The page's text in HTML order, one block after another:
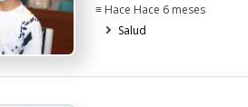
≡ Hace Hace 6 meses
Salud